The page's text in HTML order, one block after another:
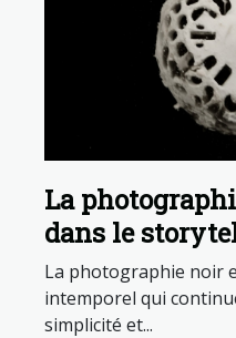
La
dans le
tatouages
La photographie noir
intemporel qui
simplicité et...